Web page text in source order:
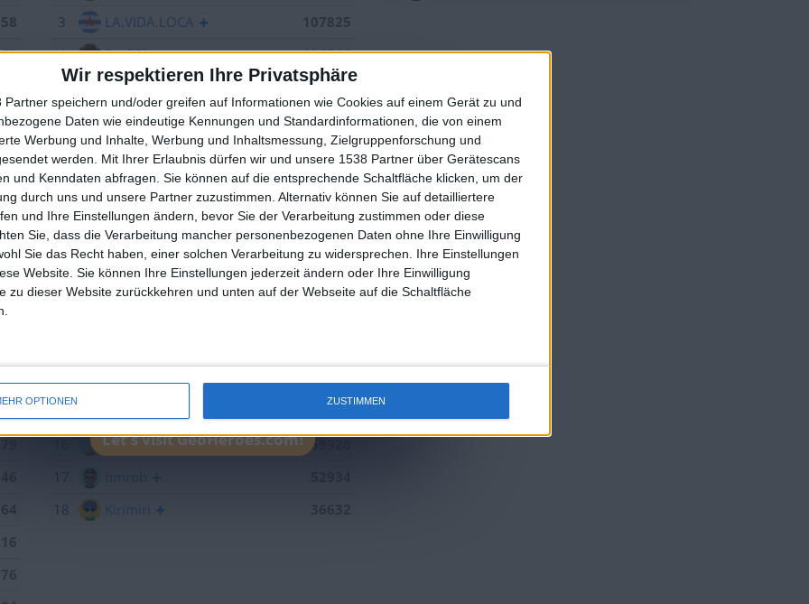
Wir respektieren Ihre Privatsphäre
Partner speichern und/oder greifen auf Informationen wie Cookies auf einem Gerät zu und
Daten wie eindeutige Kennungen und Standardinformationen, die von einem
Werbung und Inhalte, Werbung und Inhaltsmessung, Zielgruppenforschung und
werden.
Mit Ihrer Erlaubnis dürfen wir und unsere 1538 Partner über Gerätescans
und Kenndaten abfragen. Sie können auf die entsprechende Schaltfläche klicken, um der
durch uns und unsere Partner zuzustimmen. Alternativ können Sie auf detailliertere
und Ihre Einstellungen ändern, bevor Sie der Verarbeitung zustimmen oder diese
Sie, dass die Verarbeitung mancher personenbezogenen Daten ohne Ihre Einwilligung
Sie das Recht haben, einer solchen Verarbeitung zu widersprechen. Ihre Einstellungen
Website. Sie können Ihre Einstellungen jederzeit ändern oder Ihre Einwilligung
zu dieser Website zurückkehren und unten auf der Webseite auf die Schaltfläche
OPTIONEN ZUSTIMMEN
3
LA.VIDA.LOCA
107825
4
EnzRRh
106846
5
offside
106264
6
YB2018
105376
Sepp
105157
8
spotter
104520
9
eek
102370
10
ccn
102205
11
brunswiek
91629
14
iggypop
66889
R.Seifert
59920
17
18
Kirimiri
🇺🇸 We noticed you’re visiting from
an English-speaking country
Join our American version now and be among
the firsts to submit your score on our
leaderboards!
Let's visit GeoHeroes.com!